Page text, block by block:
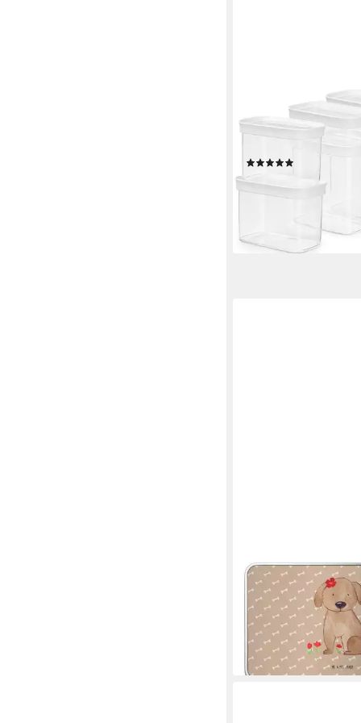
Vorratsdose N11429
Kunststoff, (Set, 7-
ab 55,96 € UVP
-32%
Hundeglück,
Erinnerungsbox, Flau
Hundeglück Hunde
17,49 €
lieferbar - in 8-10